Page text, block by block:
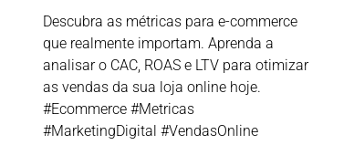
Descubra as métricas para e-commerce
que realmente importam. Aprenda a
analisar o CAC, ROAS e LTV para otimizar
as vendas da sua loja online hoje.
#Ecommerce #Metricas
#MarketingDigital #VendasOnline